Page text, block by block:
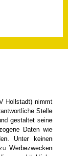
Hollstadt) nimmt
Stelle
gestaltet seine
Daten wie
Unter keinen
Werbezwecken